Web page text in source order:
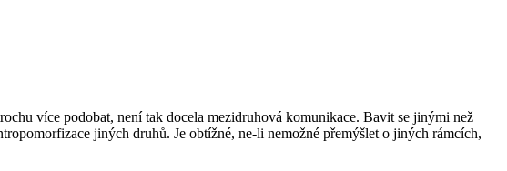
více podobat, není tak docela mezidruhová komunikace. Bavit se jinými než
jiných druhů. Je obtížné, ne-li nemožné přemýšlet o jiných rámcích,